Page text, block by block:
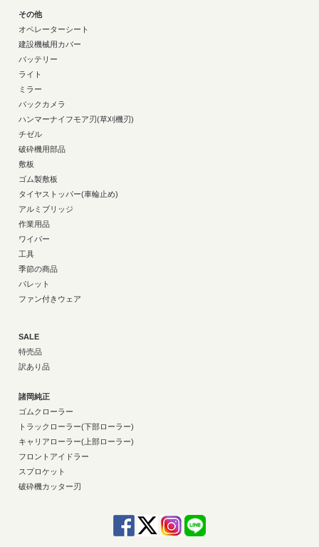
その他
オペレーターシート
建設機械用カバー
バッテリー
ライト
ミラー
バックカメラ
ハンマーナイフモア刃(草刈機刃)
チゼル
破砕機用部品
敷板
ゴム製敷板
タイヤストッパー(車輪止め)
アルミブリッジ
作業用品
ワイパー
工具
季節の商品
パレット
ファン付きウェア
SALE
特売品
訳あり品
諸岡純正
ゴムクローラー
トラックローラー(下部ローラー)
キャリアローラー(上部ローラー)
フロントアイドラー
スプロケット
破砕機カッター刃